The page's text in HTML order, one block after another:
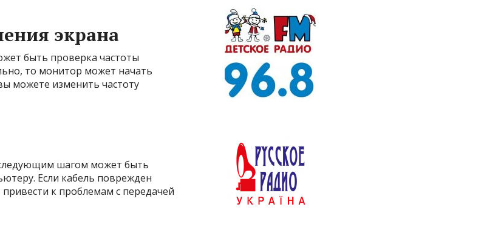
экрана
быть проверка частоты
то монитор может начать
можете изменить частоту
следующим шагом может быть
Если кабель поврежден
к проблемам с передачей